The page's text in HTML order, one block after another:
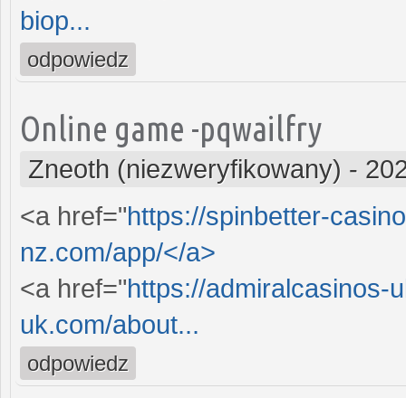
biop...
odpowiedz
Online game -pqwailfry
Zneoth (niezweryfikowany) -
<a href="https://spinbetter-
nz.com/app/</a>
<a href="https://admiralcasinos-
uk.com/about...
odpowiedz